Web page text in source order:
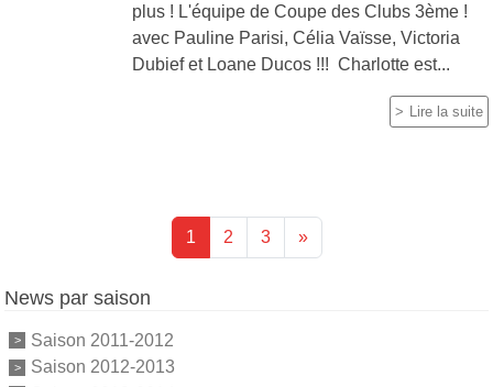
plus ! L'équipe de Coupe des Clubs 3ème !
avec Pauline Parisi, Célia Vaïsse, Victoria
Dubief et Loane Ducos !!! Charlotte est...
Lire la suite
1 2 3 »
News par saison
Saison 2011-2012
Saison 2012-2013